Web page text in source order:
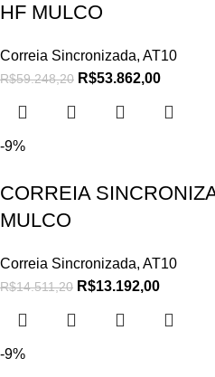
HF MULCO
Correia Sincronizada, AT10
R$59.248,20 R$53.862,00
-9%
CORREIA
MULCO
Correia Sincronizada, AT10
R$14.511,20 R$13.192,00
-9%